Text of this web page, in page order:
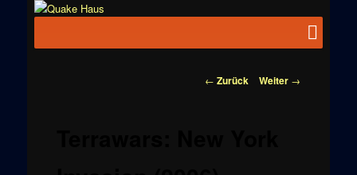
News zu
Beitragsnavigation
← Zurück Weiter →